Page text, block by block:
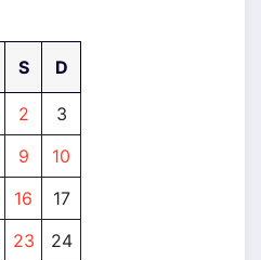
S D
2
3
9
10
16
17
23
24